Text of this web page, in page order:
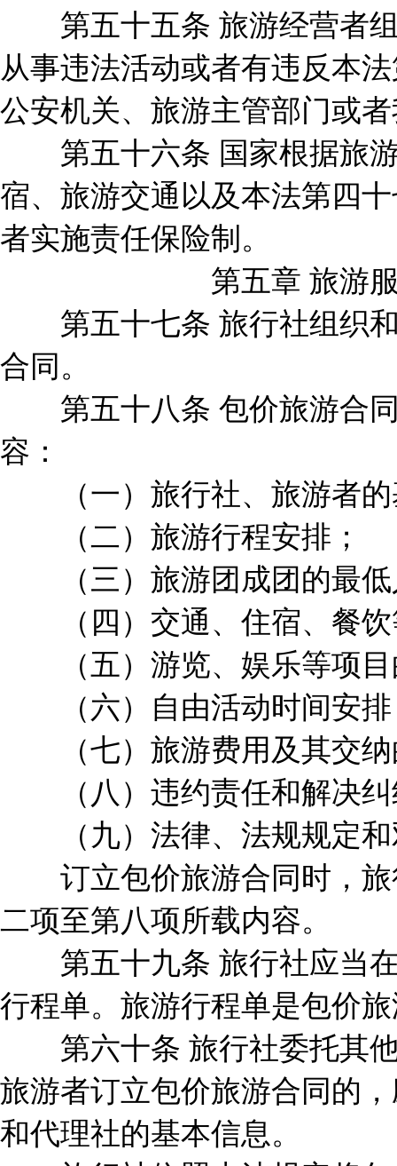
第五十五条 旅游经营者组
从事违法活动或者有违反本
公安机关、旅游主管部门或
第五十六条 国家根据旅游
宿、旅游交通以及本法第四
者实施责任保险制。
第五章 旅游服务
第五十七条 旅行社组织和
合同。
第五十八条 包价旅游合同
容：
（一）旅行社、旅游者的
（二）旅游行程安排；
（三）旅游团成团的最低
（四）交通、住宿、餐饮
（五）游览、娱乐等项目
（六）自由活动时间安排
（七）旅游费用及其交纳
（八）违约责任和解决纠
（九）法律、法规规定和
订立包价旅游合同时，旅
二项至第八项所载内容。
第五十九条 旅行社应当在
行程单。旅游行程单是包价
第六十条 旅行社委托其他
旅游者订立包价旅游合同的
和代理社的基本信息。